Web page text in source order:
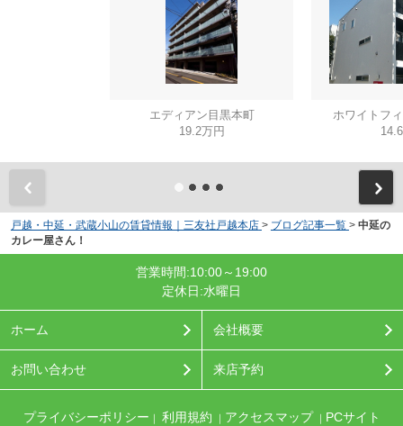
エディアン目黒本町
19.2万円
ホワイトフ
戸越・中延・武蔵小山の賃貸情報｜三友社戸越本店 > ブログ記事一覧 > 中延の
カレー屋さん！
営業時間:10:00～19:00
定休日:水曜日
ホーム 会社概要
お問い合わせ 来店予約
プライバシーポリシー 利用規約 アクセスマップ PCサイト